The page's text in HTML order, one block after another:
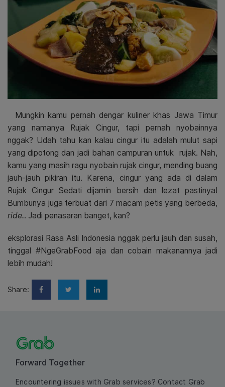
Mungkin kamu pernah dengar kuliner khas Jawa Timur
yang namanya Rujak Cingur, tapi pernah nyobainnya
nggak? Udah tahu kan kalau cingur itu adalah mulut sapi
yang dipotong dan jadi bahan campuran untuk rujak. Nah,
kamu yang masih ragu nyobain rujak cingur, mending buang
jauh-jauh pikiran itu. Karena, cingur yang ada di dalam
Rujak Cingur Sedati dijamin bersih dan lezat pastinya!
Bumbunya juga terbuat dari 7 macam petis yang berbeda,
ride.. Jadi penasaran banget, kan?
eksplorasi Rasa Asli Indonesia nggak perlu jauh dan susah,
tinggal #NgeGrabFood aja dan cobain makanannya jadi
lebih mudah!
Share:
Forward Together
Encountering issues with Grab services? Contact Grab